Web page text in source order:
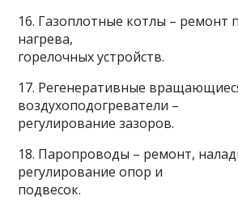
16. Газоплотные котлы – ремонт
нагрева,
горелочных устройств.
17. Регенеративные
воздухоподогреватели –
регулирование зазоров.
18. Паропроводы – ремонт,
регулирование опор и
подвесок.